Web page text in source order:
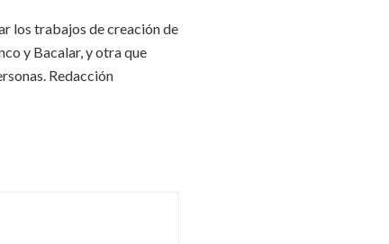
los trabajos de creación de
y Bacalar, y otra que
Redacción